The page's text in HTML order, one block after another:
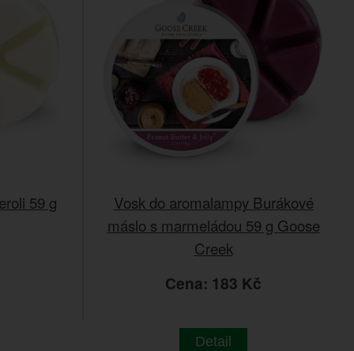
59 g
Vosk do aromalampy Burákové
máslo s marmeládou 59 g Goose
Creek
Cena: 183 Kč
Detail